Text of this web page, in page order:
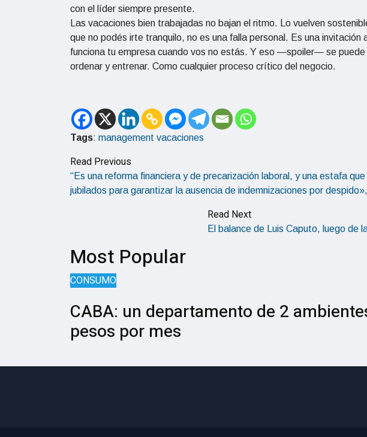
con el líder siempre presente.
Las vacaciones bien trabajadas no bajan el ritmo. Lo vuelven
que no podés irte tranquilo, no es una falla personal. Es una invitación
funciona tu empresa cuando vos no estás. Y eso —spoiler— se puede
ordenar y entrenar. Como cualquier proceso crítico del negocio.
Tags: management vacaciones
Read Previous
“Es una reforma financiera y de precarización laboral, y una estafa
jubilados para garantizar la ausencia de indemnizaciones por
Read Next
El balance de Luis Caputo, luego de
Most Popular
CONSUMO
CABA: un departamento de 2
pesos por mes